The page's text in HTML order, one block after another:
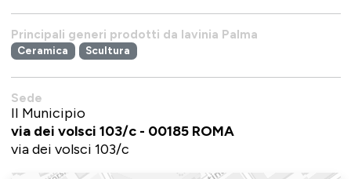
Principali generi prodotti da lavinia Palma
Ceramica Scultura
Sede
II Municipio
via dei volsci 103/c - 00185 ROMA
via dei volsci 103/c